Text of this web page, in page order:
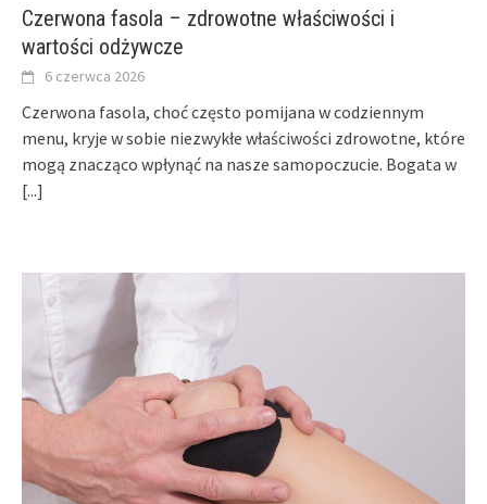
Czerwona fasola – zdrowotne właściwości i
wartości odżywcze
6 czerwca 2026
Czerwona fasola, choć często pomijana w codziennym
menu, kryje w sobie niezwykłe właściwości zdrowotne, które
mogą znacząco wpłynąć na nasze samopoczucie. Bogata w
[...]